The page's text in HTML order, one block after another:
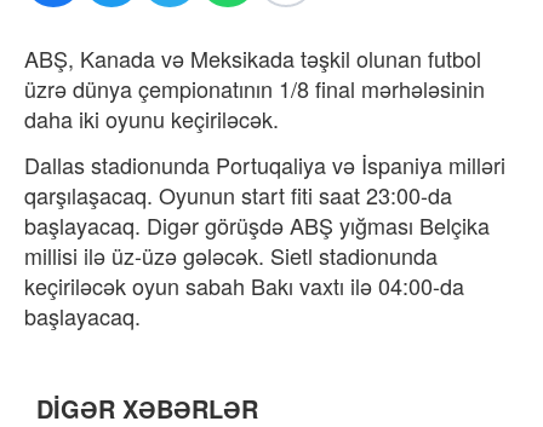
ABŞ, Kanada və Meksikada təşkil olunan futbol
üzrə dünya çempionatının 1/8 final mərhələsinin
daha iki oyunu keçiriləcək.
Dallas stadionunda Portuqaliya və İspaniya milləri
qarşılaşacaq. Oyunun start fiti saat 23:00-da
başlayacaq. Digər görüşdə ABŞ yığması Belçika
millisi ilə üz-üzə gələcək. Sietl stadionunda
keçiriləcək oyun sabah Bakı vaxtı ilə 04:00-da
başlayacaq.
DİGƏR XƏBƏRLƏR